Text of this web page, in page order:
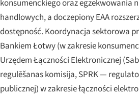
konsumenckiego oraz egzekwowania
handlowych, a doczepiony EAA
dostępność. Koordynacja sektorowa
Bankiem Łotwy (w zakresie
Urzędem Łączności Elektronicznej (
regulēšanas komisija, SPRK —
publicznej) w zakresie łączności